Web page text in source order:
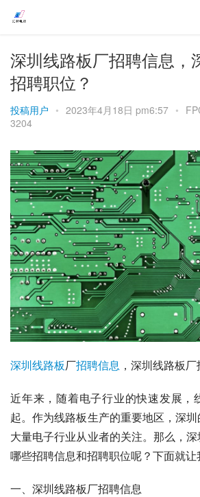
深圳线路板厂招聘信息，
招聘职位？
投稿用户 • 2023年4月18日 pm6:57 •
3204
深圳线路板厂招聘信息 ，深圳线路板
近年来，随着电子行业的快速发展，
起。作为线路板生产的重要地区，深
大量电子行业从业者的关注。那么，
哪些招聘信息和招聘职位呢？下面就让
一、深圳线路板厂招聘信息